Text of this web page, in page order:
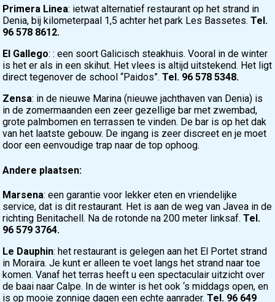
Primera Linea: ietwat alternatief restaurant op het strand in
Denia, bij kilometerpaal 1,5 achter het park Les Bassetes.Tel.
96 578 8612.
El Gallego: : een soort Galicisch steakhuis. Vooral in de winter
is het er als in een skihut. Het vlees is altijd uitstekend. Het ligt
direct tegenover de school “Paidos”.Tel. 96 578 5348.
Zensa: in de nieuwe Marina (nieuwe jachthaven van Denia) is
in de zomermaanden een zeer gezellige bar met zwembad,
grote palmbomen en terrassen te vinden. De bar is op het dak
van het laatste gebouw. De ingang is zeer discreet en je moet
door een eenvoudige trap naar de top ophoog.
Andere plaatsen:
Marsena: een garantie voor lekker eten en vriendelijke
service, dat is dit restaurant. Het is aan de weg van Javea in de
richting Benitachell. Na de rotonde na 200 meter linksaf.Tel.
96 579 3764.
Le Dauphin: het restaurant is gelegen aan het El Portet strand
in Moraira. Je kunt er alleen te voet langs het strand naar toe
komen. Vanaf het terras heeft u een spectaculair uitzicht over
de baai naar Calpe. In de winter is het ook ‘s middags open, en
is op mooie zonnige dagen een echte aanrader.Tel. 96 649